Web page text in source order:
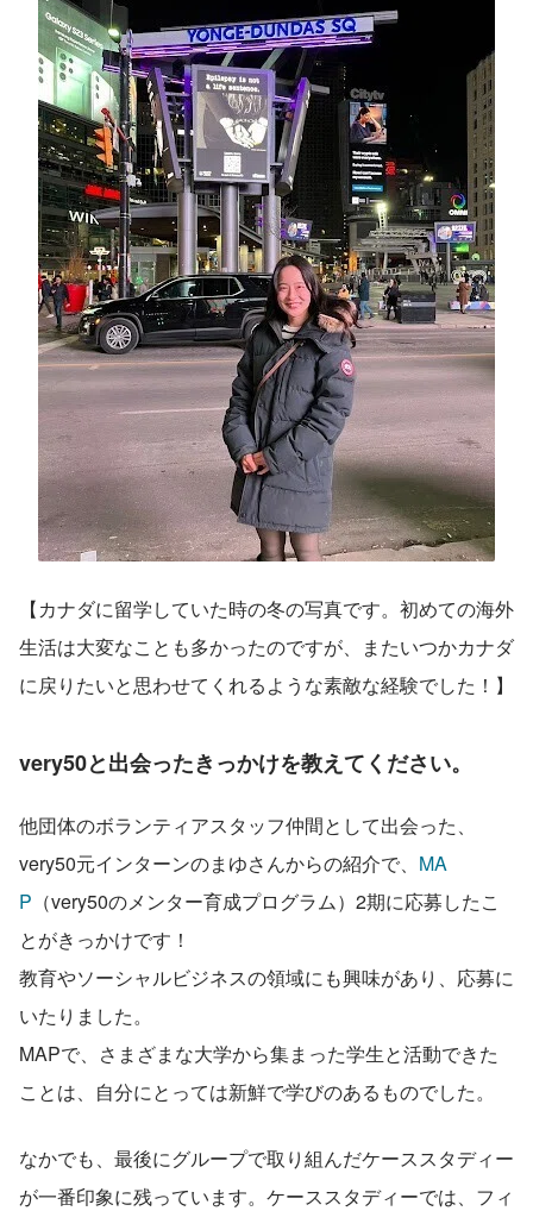
【カナダに留学していた時の冬の写真です。初めての海外
生活は大変なことも多かったのですが、またいつかカナダ
に戻りたいと思わせてくれるような素敵な経験でした！】
very50と出会ったきっかけを教えてください。
他団体のボランティアスタッフ仲間として出会った、
very50元インターンのまゆさんからの紹介で、 MA
P （very50のメンター育成プログラム）2期に応募したこ
とがきっかけです！
教育やソーシャルビジネスの領域にも興味があり、応募に
いたりました。
MAPで、さまざまな大学から集まった学生と活動できた
ことは、自分にとっては新鮮で学びのあるものでした。
なかでも、最後にグループで取り組んだケーススタディー
が一番印象に残っています。ケーススタディーでは、フィ